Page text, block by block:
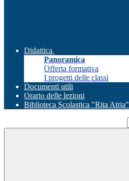
Didattica
Panoramica
Offerta formativa
I progetti delle classi
Documenti utili
Orario delle lezioni
Biblioteca Scolastica "Rita Atria"